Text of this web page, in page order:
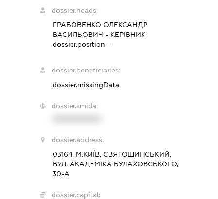
dossier.heads:
ГРАБОВЕНКО ОЛЕКСАНДР
ВАСИЛЬОВИЧ - КЕРІВНИК
dossier.position -
dossier.beneficiaries:
dossier.missingData
dossier.smida:
dossier.address:
03164, М.КИЇВ, СВЯТОШИНСЬКИЙ,
ВУЛ. АКАДЕМІКА БУЛАХОВСЬКОГО,
30-А
dossier.capital: